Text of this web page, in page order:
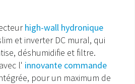
high-wall hydronique
et inverter DC mural, qui
déshumidifie et filtre.
l' innovante commande
pour un maximum de